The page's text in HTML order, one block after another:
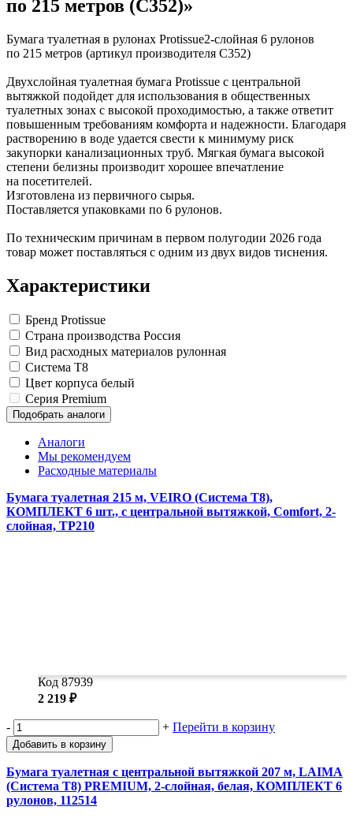
Замки прочие
Ящики для инструментов
Пленки солнцезащитные для окон
Все товары раздела«Хозтовары»
по 215 метров (С352)»
Бумага туалетная в рулонах Protissue2-слойная 6 рулонов
по 215 метров (артикул производителя С352)
Двухслойная туалетная бумага Protissue с центральной
вытяжкой подойдет для использования в общественных
туалетных зонах с высокой проходимостью, а также ответит
повышенным требованиям комфорта и надежности. Благодаря
растворению в воде удается свести к минимуму риск
закупорки канализационных труб. Мягкая бумага высокой
степени белизны производит хорошее впечатление
на посетителей.
Изготовлена из первичного сырья.
Поставляется упаковками по 6 рулонов.
По техническим причинам в первом полугодии 2026 года
товар может поставляться с одним из двух видов тиснения.
Характеристики
Бренд Protissue
Страна производства Россия
Вид расходных материалов рулонная
Система T8
Цвет корпуса белый
Серия Premium
Подобрать аналоги
Аналоги
Мы рекомендуем
Расходные материалы
Бумага туалетная 215 м, VEIRO (Система T8),
КОМПЛЕКТ 6 шт., с центральной вытяжкой, Comfort, 2-
слойная, TP210
Код 87939
2 219 ₽
- + Перейти в корзину
Добавить в корзину
Бумага туалетная с центральной вытяжкой 207 м, LAIMA
(Система T8) PREMIUM, 2-слойная, белая, КОМПЛЕКТ 6
рулонов, 112514